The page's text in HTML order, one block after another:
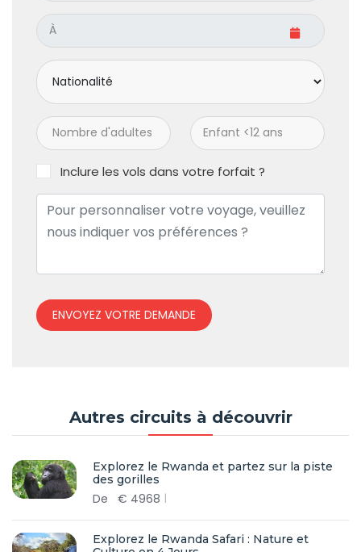
Inclure les vols dans votre forfait ?
ENVOYEZ VOTRE DEMANDE
Autres circuits à découvrir
Explorez le Rwanda et partez sur la piste
des gorilles
De € 4968
Explorez le Rwanda Safari : Nature et